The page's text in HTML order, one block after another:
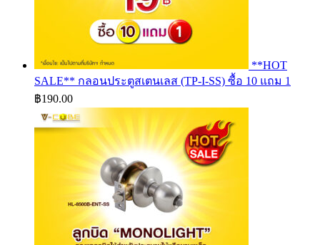
**HOT
SALE** กลอนประตูสเตนเลส (TP-I-SS) ซื้อ 10 แถม 1
฿190.00